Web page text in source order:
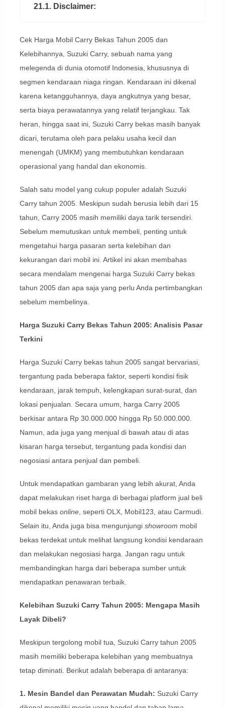
21.1. Disclaimer:
Cek Harga Mobil Carry Bekas Tahun 2005 dan
Kelebihannya, Suzuki Carry, sebuah nama yang
melegenda di dunia otomotif Indonesia, khususnya di
segmen kendaraan niaga ringan. Kendaraan ini dikenal
karena ketangguhannya, daya angkutnya yang besar,
serta biaya perawatannya yang relatif terjangkau. Tak
heran, hingga saat ini, Suzuki Carry bekas masih banyak
dicari, terutama oleh para pelaku usaha kecil dan
menengah (UMKM) yang membutuhkan kendaraan
operasional yang handal dan ekonomis.
Salah satu model yang cukup populer adalah Suzuki
Carry tahun 2005. Meskipun sudah berusia lebih dari 15
tahun, Carry 2005 masih memiliki daya tarik tersendiri.
Sebelum memutuskan untuk membeli, penting untuk
mengetahui harga pasaran serta kelebihan dan
kekurangan dari mobil ini. Artikel ini akan membahas
secara mendalam mengenai harga Suzuki Carry bekas
tahun 2005 dan apa saja yang perlu Anda pertimbangkan
sebelum membelinya.
Harga Suzuki Carry Bekas Tahun 2005: Analisis Pasar
Terkini
Harga Suzuki Carry bekas tahun 2005 sangat bervariasi,
tergantung pada beberapa faktor, seperti kondisi fisik
kendaraan, jarak tempuh, kelengkapan surat-surat, dan
lokasi penjualan. Secara umum, harga Carry 2005
berkisar antara Rp 30.000.000 hingga Rp 50.000.000.
Namun, ada juga yang menjual di bawah atau di atas
kisaran harga tersebut, tergantung pada kondisi dan
negosiasi antara penjual dan pembeli.
Untuk mendapatkan gambaran yang lebih akurat, Anda
dapat melakukan riset harga di berbagai platform jual beli
mobil bekas online, seperti OLX, Mobil123, atau Carmudi.
Selain itu, Anda juga bisa mengunjungi showroom mobil
bekas terdekat untuk melihat langsung kondisi kendaraan
dan melakukan negosiasi harga. Jangan ragu untuk
membandingkan harga dari beberapa sumber untuk
mendapatkan penawaran terbaik.
Kelebihan Suzuki Carry Tahun 2005: Mengapa Masih
Layak Dibeli?
Meskipun tergolong mobil tua, Suzuki Carry tahun 2005
masih memiliki beberapa kelebihan yang membuatnya
tetap diminati. Berikut adalah beberapa di antaranya:
1. Mesin Bandel dan Perawatan Mudah: Suzuki Carry